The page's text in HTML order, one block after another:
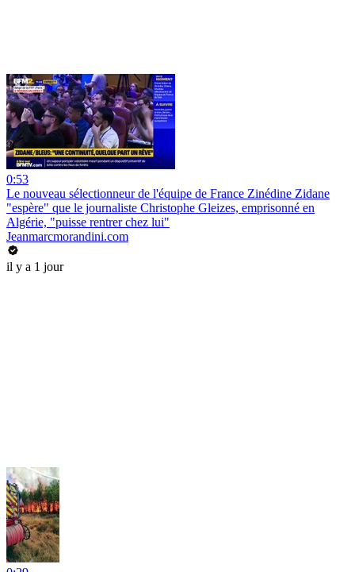
0:53
Le nouveau sélectionneur de l'équipe de France Zinédine Zidane
"espère" que le journaliste Christophe Gleizes, emprisonné en
Algérie, "puisse rentrer chez lui"
Jeanmarcmorandini.com
il y a 1 jour